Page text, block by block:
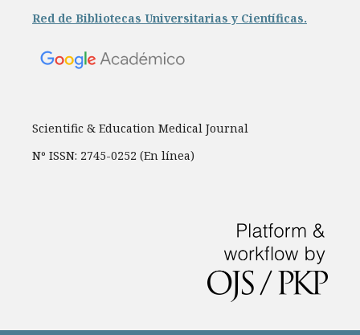
Red de Bibliotecas Universitarias y Científicas.
Scientific & Education Medical Journal
Nº ISSN: 2745-0252 (En línea)